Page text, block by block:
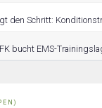
den Schritt:
bucht EMS-